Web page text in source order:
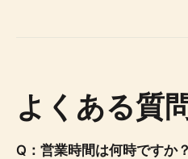
よくある質
Q：営業時間は何時ですか？